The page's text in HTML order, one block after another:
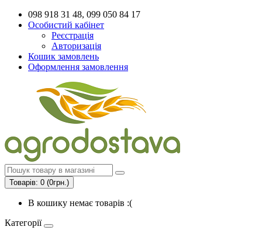
098 918 31 48, 099 050 84 17
Особистий кабінет
Реєстрація
Авторизація
Кошик замовлень
Оформлення замовлення
Товарів: 0 (0грн.)
В кошику немає товарів :(
Категорії